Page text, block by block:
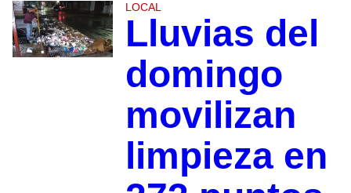
LOCAL
Lluvias del
domingo
movilizan
limpieza en